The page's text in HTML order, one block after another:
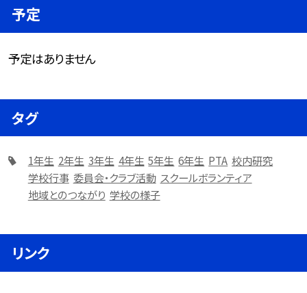
予定
予定はありません
タグ
1年生 2年生 3年生 4年生 5年生 6年生 PTA 校内研究
学校行事 委員会・クラブ活動 スクールボランティア
地域とのつながり 学校の様子
リンク